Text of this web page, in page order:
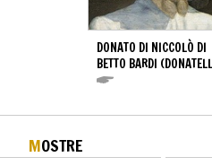
DONATO DI NICCOLÒ DI
BETTO BARDI
MOSTRE